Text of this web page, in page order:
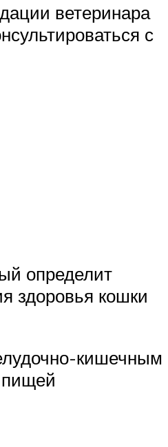
ветеринара
с
определит
здоровья кошки
кишечным
пищей